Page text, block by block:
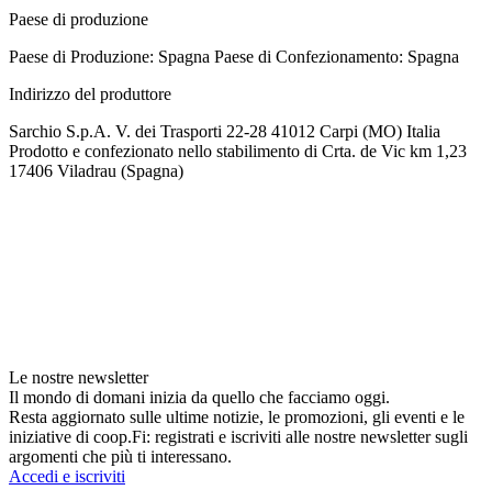
Paese di produzione
Paese di Produzione: Spagna Paese di Confezionamento: Spagna
Indirizzo del produttore
Sarchio S.p.A. V. dei Trasporti 22-28 41012 Carpi (MO) Italia
Prodotto e confezionato nello stabilimento di Crta. de Vic km 1,23
17406 Viladrau (Spagna)
Le nostre newsletter
Il mondo di domani inizia da quello che facciamo oggi.
Resta aggiornato sulle ultime notizie, le promozioni, gli eventi e le
iniziative di coop.Fi: registrati e iscriviti alle nostre newsletter sugli
argomenti che più ti interessano.
Accedi e iscriviti